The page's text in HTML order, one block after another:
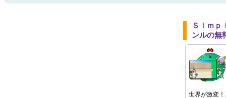
Ｓｉｍｐ
ンルの無
世界が激変